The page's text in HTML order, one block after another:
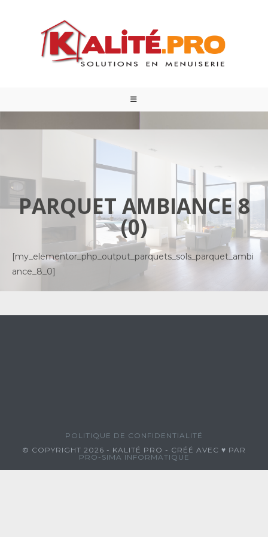
PARQUET AMBIANCE 8
(0)
[my_elementor_php_output_parquets_sols_parquet_ambi
ance_8_0]
POLITIQUE DE CONFIDENTIALITÉ
© COPYRIGHT 2026 - KALITÉ PRO - CRÉÉ AVEC ♥ PAR
PRO-SIMA INFORMATIQUE